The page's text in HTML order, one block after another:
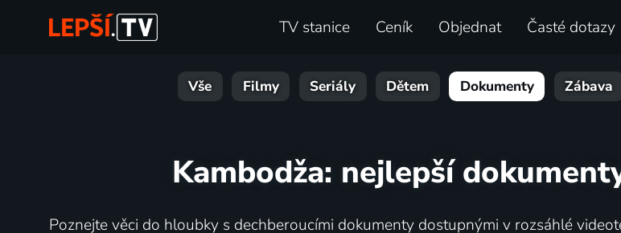
TV stanice Ceník Objednat Časté dotazy
Vše Filmy Seriály Dětem Dokumenty Zábava
Kambodža: nejlepší
Poznejte věci do hloubky s dechberoucími dokumenty dostupnými v rozsáhlé